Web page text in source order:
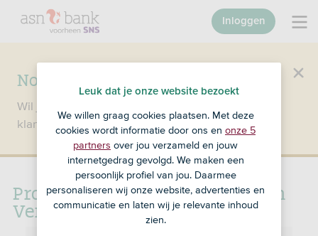
Nog geen klant bij SNS?
Wil je een product openen en ben je nog geen
klant bij SNS?
Ga dan naar ASN Bank
Inloggen
Productinformatie Verbond van
Verzekeraars
Leuk dat je onze website bezoekt
We willen graag cookies plaatsen. Met deze
cookies wordt informatie door ons en onze 5
partners over jou verzameld en jouw
internetgedrag gevolgd. We maken een
persoonlijk profiel van jou. Daarmee
personaliseren wij onze website, advertenties en
communicatie en laten wij je relevante inhoud
zien.